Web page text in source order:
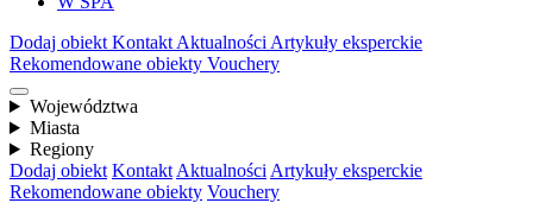
Dodaj obiekt Kontakt Aktualności Artykuły eksperckie
Rekomendowane obiekty Vouchery
Województwa
Miasta
Regiony
Dodaj obiekt Kontakt Aktualności Artykuły eksperckie
Rekomendowane obiekty Vouchery